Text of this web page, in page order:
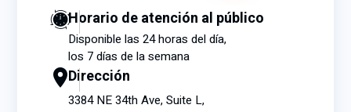
Horario de atención al público
Disponible las 24 horas del día,
los 7 días de la semana
Dirección
3384 NE 34th Ave, Suite L,